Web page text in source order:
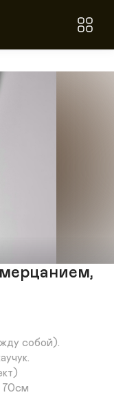
собой).
70см